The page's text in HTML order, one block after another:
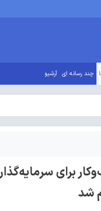
چند رسانه ای آرشیو
برای
شد